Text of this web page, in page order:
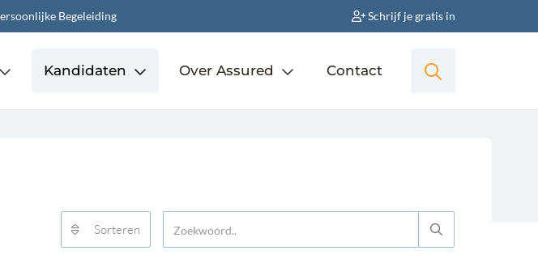
Sorteren
Begeleiding Schrijf je gratis in
Kandidaten Over Assured Contact